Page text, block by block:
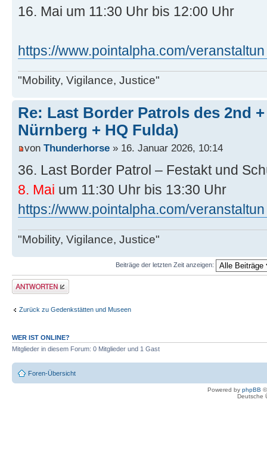
16. Mai um 11:30 Uhr bis 12:00 Uhr
https://www.pointalpha.com/
"Mobility, Vigilance, Justice"
Re: Last Border Patrols des 2nd
Nürnberg + HQ Fulda)
von Thunderhorse » 16. Januar 2026, 10:14
36. Last Border Patrol – Festakt und
8. Mai um 11:30 Uhr bis 13:30 Uhr
https://www.pointalpha.com/
"Mobility, Vigilance, Justice"
Beiträge der letzten Zeit anzeigen:
Antwort erstellen
Zurück zu Gedenkstätten und Museen
WER IST ONLINE?
Mitglieder in diesem Forum: 0 Mitglieder und 1 Gast
Foren-Übersicht
Powered by phpBB
Deutsche